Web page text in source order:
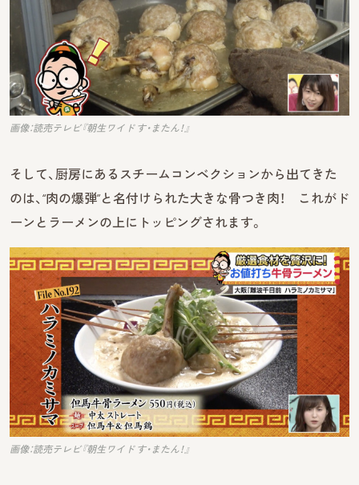
画像：読売テレビ『朝生ワイド す・またん！』
そして、厨房にあるスチームコンベクションから出てきた
のは、“肉の爆弾”と名付けられた大きな骨つき肉！ これがド
ーンとラーメンの上にトッピングされます。
画像：読売テレビ『朝生ワイド す・またん！』